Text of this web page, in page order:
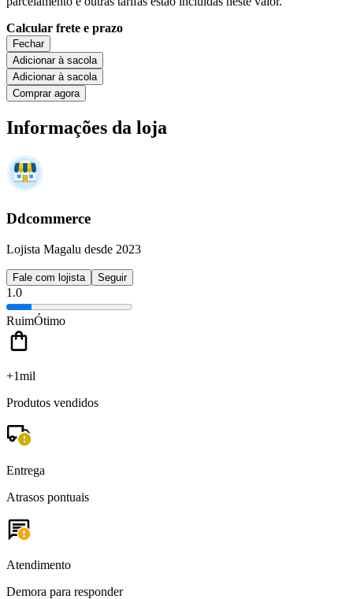
Calcular frete e prazo
Fechar
Adicionar à sacola
Adicionar à sacola
Comprar agora
Informações da loja
Ddcommerce
Lojista Magalu desde 2023
Fale com lojista Seguir
1.0
RuimÓtimo
+1mil
Produtos vendidos
Entrega
Atrasos pontuais
Atendimento
Demora para responder